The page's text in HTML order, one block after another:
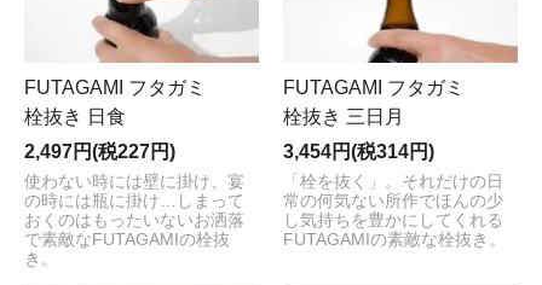
FUTAGAMI フタガミ
栓抜き 日食
2,497円(税227円)
使わない時には壁に掛け、宴
の時には瓶に掛け…しまって
おくのはもったいないお洒落
で素敵なFUTAGAMIの栓抜
き。
FUTAGAMI フタガミ
栓抜き 三日月
3,454円(税314円)
「栓を抜く」。それだけの日
常の何気ない所作でほんの少
し気持ちを豊かにしてくれる
FUTAGAMIの素敵な栓抜き。